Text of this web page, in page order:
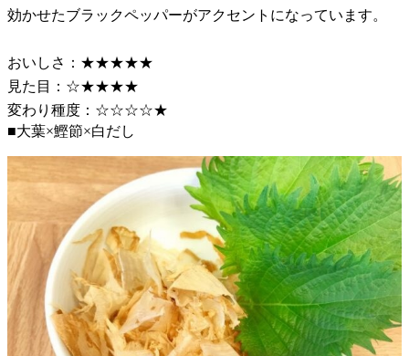
効かせたブラックペッパーがアクセントになっています。
おいしさ：★★★★★
見た目：☆★★★★
変わり種度：☆☆☆☆★
■大葉×鰹節×白だし